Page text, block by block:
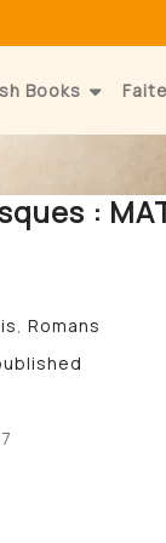
Books
:
, Romans